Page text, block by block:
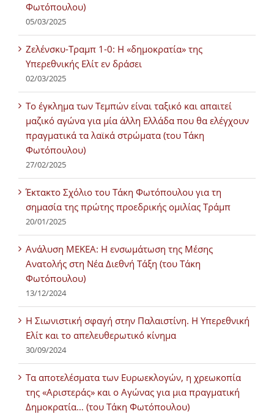
Φωτόπουλου)
05/03/2025
Ζελένσκυ-Τραμπ 1-0: Η «δημοκρατία» της
Υπερεθνικής Ελίτ εν δράσει
02/03/2025
Tο έγκλημα των Τεμπών είναι ταξικό και απαιτεί
μαζικό αγώνα για μία άλλη Ελλάδα που θα ελέγχουν
πραγματικά τα λαϊκά στρώματα (του Τάκη
Φωτόπουλου)
27/02/2025
Έκτακτο Σχόλιο του Τάκη Φωτόπουλου για τη
σημασία της πρώτης προεδρικής ομιλίας Τράμπ
20/01/2025
Ανάλυση ΜΕΚΕΑ: Η ενσωμάτωση της Μέσης
Ανατολής στη Νέα Διεθνή Τάξη (του Τάκη
Φωτόπουλου)
13/12/2024
Η Σιωνιστική σφαγή στην Παλαιστίνη. Η Υπερεθνική
Ελίτ και το απελευθερωτικό κίνημα
30/09/2024
Τα αποτελέσματα των Ευρωεκλογών, η χρεωκοπία
της «Αριστεράς» και ο Αγώνας για μια πραγματική
Δημοκρατία… (του Τάκη Φωτόπουλου)